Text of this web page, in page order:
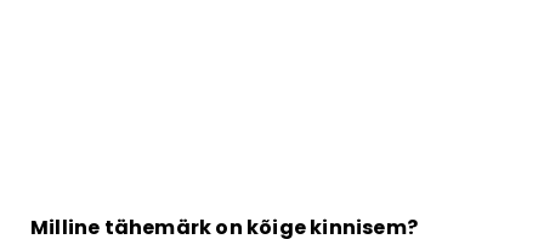
Milline tähemärk on kõige kinnisem?